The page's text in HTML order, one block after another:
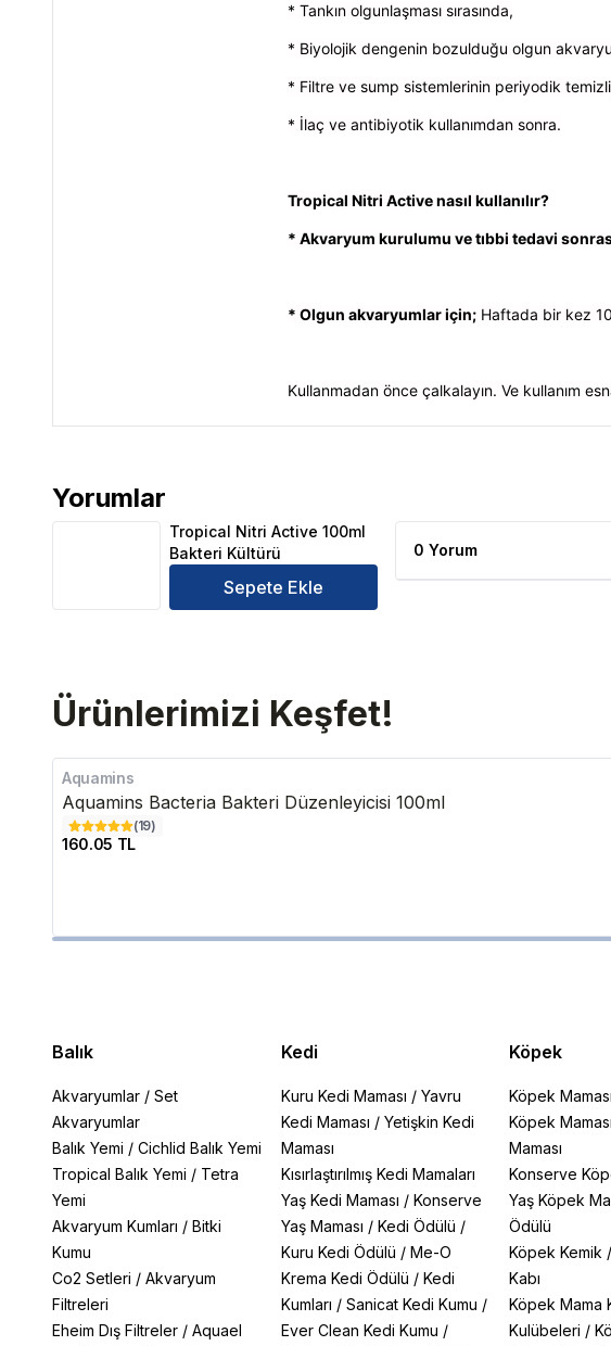
* Tankın olgunlaşması sırasında,
* Biyolojik dengenin bozulduğu olgun
* Filtre ve sump sistemlerinin periyodik
* İlaç ve antibiyotik kullanımdan sonra.
Tropical Nitri Active nasıl kullanılır?
* Akvaryum kurulumu ve tıbbi tedavi
* Olgun akvaryumlar için; Haftada bir kez
Kullanmadan önce çalkalayın. Ve kullanım
Yorumlar
Tropical Nitri Active 100ml Bakteri Kültürü Ürün Yorumları
Tropical Nitri Active 100ml
Bakteri Kültürü
Sepete Ekle
0 Yorum
Ürünlerimizi Keşfet!
Aquamins
Aquamins Bacteria Bakteri Düzenleyicisi 100ml
(19)
160.05 TL
Balık
Akvaryumlar / Set
Akvaryumlar
Balık Yemi / Cichlid Balık Yemi
Tropical Balık Yemi / Tetra
Yemi
Akvaryum Kumları / Bitki
Kumu
Co2 Setleri / Akvaryum
Filtreleri
Eheim Dış Filtreler / Aquael
Kedi
Kuru Kedi Maması / Yavru
Kedi Maması / Yetişkin Kedi
Maması
Kısırlaştırılmış Kedi Mamaları
Yaş Kedi Maması / Konserve
Yaş Maması / Kedi Ödülü /
Kuru Kedi Ödülü / Me-O
Krema Kedi Ödülü / Kedi
Kumları / Sanicat Kedi Kumu /
Ever Clean Kedi Kumu /
Köpek
Köpek Maması
Köpek Maması
Maması
Konserve
Yaş Köpek
Ödülü
Köpek Kemik
Kabı
Köpek Mama
Kulübeleri /